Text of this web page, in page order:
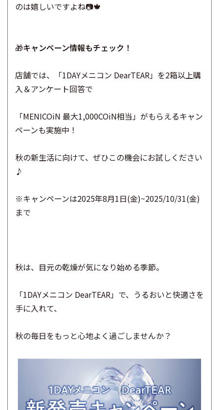
のは嬉しいですよね📷🍁
🎁キャンペーン情報もチェック！
店舗では、「1DAYメニコン DearTEAR」を2箱以上購
入＆アンケート回答で
「MENICOiN 最大1,000COiN相当」がもらえるキャン
ペーンも実施中！
秋の新生活に向けて、ぜひこの機会にお試しください
♪
※キャンペーンは2025年8月1日(金)~2025/10/31(金)
まで
秋は、目元の乾燥が気になり始める季節。
「1DAYメニコン DearTEAR」で、うるおいと快適さを
手に入れて、
秋の毎日をもっと心地よく過ごしませんか？